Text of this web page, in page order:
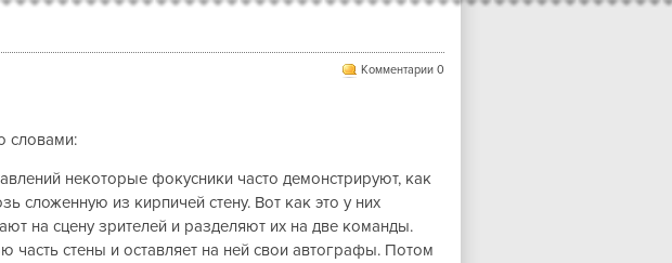
Комментарии 0
словами:
некоторые фокусники часто демонстрируют, как
сложенную из кирпичей стену. Вот как это у них
на сцену зрителей и разделяют их на две команды.
часть стены и оставляет на ней свои автографы. Потом